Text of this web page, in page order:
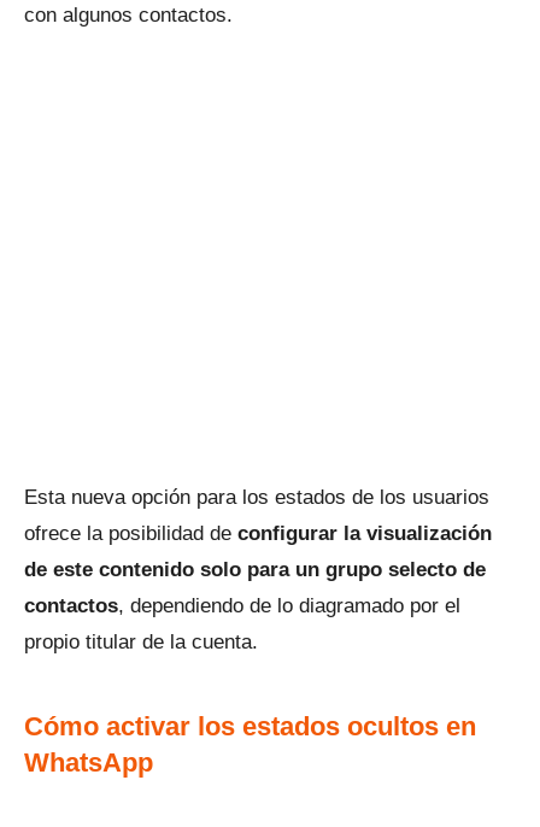
con algunos contactos.
Esta nueva opción para los estados de los usuarios
ofrece la posibilidad de configurar la visualización
de este contenido solo para un grupo selecto de
contactos, dependiendo de lo diagramado por el
propio titular de la cuenta.
Cómo activar los estados ocultos en
WhatsApp